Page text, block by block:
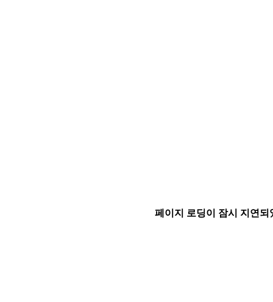
페이지 로딩이 잠시 지연